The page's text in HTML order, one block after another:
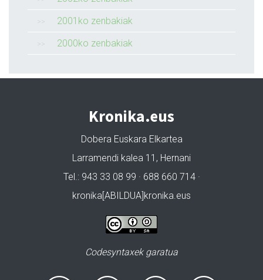
2001ko zenbakiak
2000ko zenbakiak
Kronika.eus
Dobera Euskara Elkartea
Larramendi kalea 11, Hernani
Tel.: 943 33 08 99 · 688 660 714 ·
kronika[ABILDUA]kronika.eus
Codesyntaxek garatua